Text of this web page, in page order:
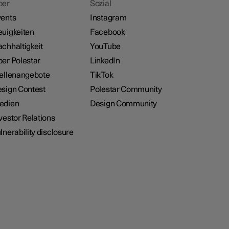
Polestar
Contest
Relations
disclosure
Sozial
Instagram
Facebook
YouTube
LinkedIn
TikTok
Polestar Community
Design Community